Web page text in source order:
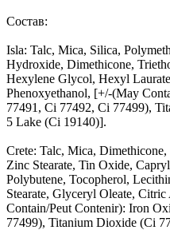
Состав:
Isla: Talc, Mica, Silica,
Hydroxide, Dimethicone,
Hexylene Glycol, Hexyl
Phenoxyethanol, [+/-(May
77491, Ci 77492, Ci 77499),
5 Lake (Ci 19140)].
Crete: Talc, Mica,
Zinc Stearate, Tin Oxide,
Polybutene, Tocopherol,
Stearate, Glyceryl Oleate,
Contain/Peut Contenir): Iron
77499), Titanium Dioxide (Ci